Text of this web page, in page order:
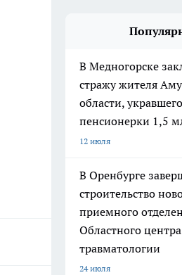
В Медногорске
стражу жителя
области,
пенсионерки 1,5
12 июля
В Оренбурге
строительство
приемного
Областного
травматологии
24 июля